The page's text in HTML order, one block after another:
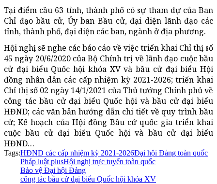
Tại điểm cầu 63 tỉnh, thành phố có sự tham dự của Ban
Chỉ đạo bầu cử, Ủy ban Bầu cử, đại diện lãnh đạo các
tỉnh, thành phố, đại diện các ban, ngành ở địa phương.
Hội nghị sẽ nghe các báo cáo về việc triển khai Chỉ thị số
45 ngày 20/6/2020 của Bộ Chính trị về lãnh đạo cuộc bầu
cử đại biểu Quốc hội khóa XV và bầu cử đại biểu Hội
đồng nhân dân các cấp nhiệm kỳ 2021-2026; triển khai
Chỉ thị số 02 ngày 14/1/2021 của Thủ tướng Chính phủ về
công tác bầu cử đại biểu Quốc hội và bầu cử đại biểu
HĐND; các văn bản hướng dẫn chi tiết về quy trình bầu
cử; Kế hoạch của Hội đồng Bầu cử quốc gia triển khai
cuộc bầu cử đại biểu Quốc hội và bầu cử đại biểu
HĐND…
Tags:HĐND các cấp nhiệm kỳ 2021-2026Đại hội Đảng toàn quốc
Pháp luật plusHội nghị trực tuyến toàn quốc
Bảo vệ Đại hội Đảng
công tác bầu cử đại biểu Quốc hội khóa XV